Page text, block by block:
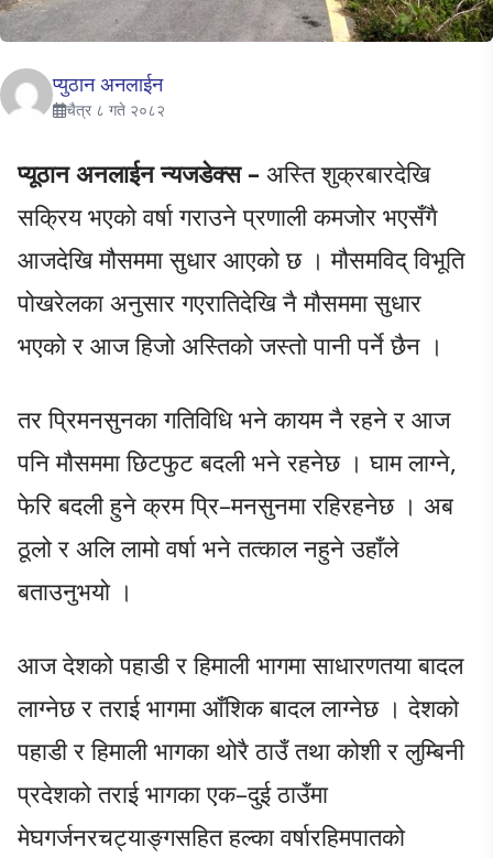
प्युठान अनलाईन
चैत्र ८ गते २०८२
प्यूठान अनलाईन न्यजडेक्स – अस्ति शुक्रबारदेखि
सक्रिय भएको वर्षा गराउने प्रणाली कमजोर भएसँगै
आजदेखि मौसममा सुधार आएको छ । मौसमविद् विभूति
पोखरेलका अनुसार गएरातिदेखि नै मौसममा सुधार
भएको र आज हिजो अस्तिको जस्तो पानी पर्ने छैन ।
तर प्रिमनसुनका गतिविधि भने कायम नै रहने र आज
पनि मौसममा छिटफुट बदली भने रहनेछ । घाम लाग्ने,
फेरि बदली हुने क्रम प्रि–मनसुनमा रहिरहनेछ । अब
ठूलो र अलि लामो वर्षा भने तत्काल नहुने उहाँले
बताउनुभयो ।
आज देशको पहाडी र हिमाली भागमा साधारणतया बादल
लाग्नेछ र तराई भागमा आँशिक बादल लाग्नेछ । देशको
पहाडी र हिमाली भागका थोरै ठाउँ तथा कोशी र लुम्बिनी
प्रदेशको तराई भागका एक–दुई ठाउँमा
मेघगर्जनरचट्याङ्गसहित हल्का वर्षारहिमपातको